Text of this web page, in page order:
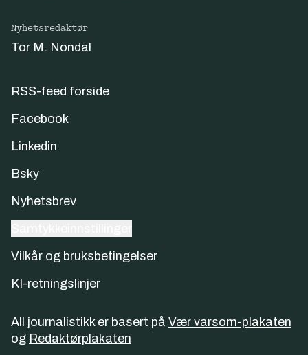
Nyhetsredaktør
Tor M. Nondal
RSS-feed forside
Facebook
Linkedin
Bsky
Nyhetsbrev
Vilkår og bruksbetingelser
KI-retningslinjer
All journalistikk er basert på Vær varsom-plakaten
og Redaktørplakaten